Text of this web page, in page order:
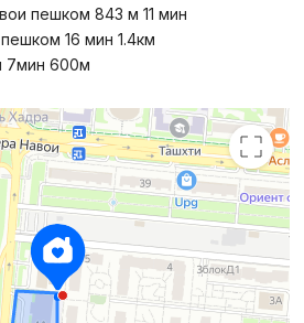
пешком 843 м 11 мин
16 мин 1.4км
7мин 600м